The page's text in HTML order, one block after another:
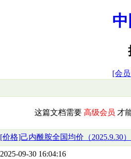
[会
这篇文档需要 高级会员 才
[价格]己内酰胺全国均价（2025.9.30）
2025-09-30 16:04:16